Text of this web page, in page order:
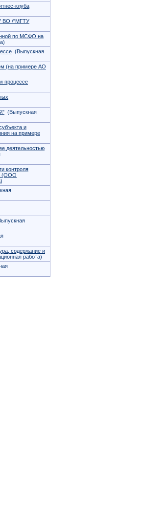
клуба
ВО \"МГТУ
по МСФО на
(Выпускная
(на примере АО
процессе
(Выпускная
и
на примере
деятельностью
контроля
(ООО
содержание и
работа)